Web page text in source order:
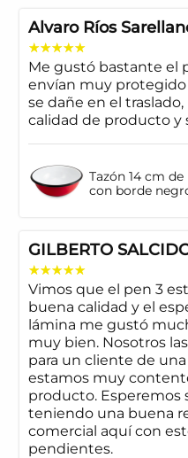
Alvaro Ríos
Me gustó bastante el
envían muy protegido
se dañe en el
calidad de producto y
Tazón 14 cm
con borde
GILBERTO
Vimos que el pen 3
buena calidad y el
lámina me gustó
muy bien. Nosotros
para un cliente de
estamos muy
producto. Esperemos
teniendo una buena
comercial aquí con
pendientes.